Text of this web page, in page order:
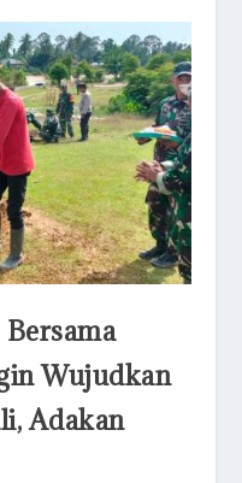
Wujudkan
Adakan